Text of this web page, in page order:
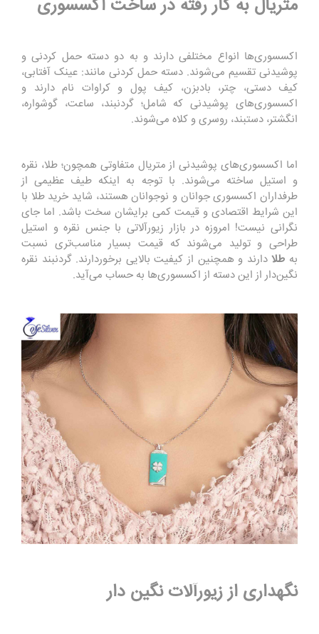
متریال به کار رفته در ساخت اکسسوری
اکسسوری‌ها انواع مختلفی دارند و به دو دسته حمل کردنی و
پوشیدنی تقسیم می‌شوند. دسته حمل کردنی مانند: عینک آفتابی،
کیف دستی، چتر، بادبزن، کیف پول و کراوات نام دارند و
اکسسوری‌های پوشیدنی که شامل؛ گردنبند، ساعت، گوشواره،
انگشتر، دستبند، روسری و کلاه می‌شوند.
اما اکسسوری‌های پوشیدنی از متریال متفاوتی همچون؛ طلا، نقره
و استیل ساخته می‌شوند. با توجه به اینکه طیف عظیمی از
طرفداران اکسسوری جوانان و نوجوانان هستند، شاید خرید طلا با
این شرایط اقتصادی و قیمت کمی برایشان سخت باشد. اما جای
نگرانی نیست! امروزه در بازار زیورآلاتی با جنس نقره و استیل
طراحی و تولید می‌شوند که قیمت بسیار مناسب‌تری نسبت
به طلادارند و همچنین از کیفیت بالایی برخوردارند. گردنبند نقره
نگین‌دار از این دسته از اکسسوری‌ها به حساب می‌آید.
نگهداری از زیورآلات نگین دار